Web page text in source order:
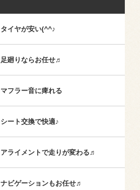
タイヤが安い(^^♪
足廻りならお任せ♬
マフラー音に痺れる
シート交換で快適♪
アライメントで走りが変わる♬
ナビゲーションもお任せ♬